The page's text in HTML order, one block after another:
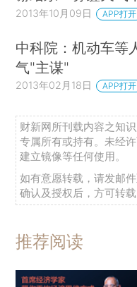
2013年10月09日 APP打开
中科院：机动车等
气"主谋"
2013年02月18日 APP打开
财新网所刊载内容之知
专属所有或持有。未经
建立镜像等任何使用。
如有意愿转载，请发邮
确认及授权后，方可转载
推荐阅读